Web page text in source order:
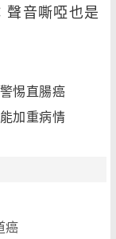
音嘶啞也是
惕直腸癌
加重病情
癌